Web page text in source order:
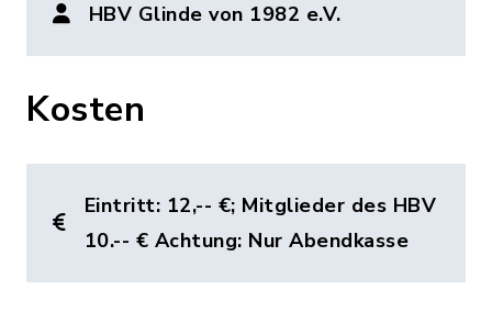
HBV Glinde von 1982 e.V.
Kosten
Eintritt: 12,-- €; Mitglieder des HBV
10.-- € Achtung: Nur Abendkasse